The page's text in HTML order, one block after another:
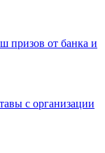
призов от банка и
с организации